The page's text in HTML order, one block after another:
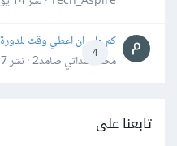
4
كم علي ان اعطي وقت للدورة
محمد سداتي صامد2 · نشر
7 يوليو
تابعنا على